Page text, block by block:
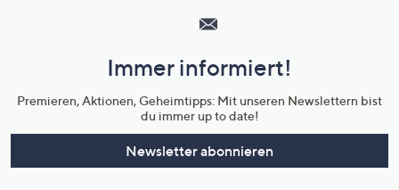
Unternehmensinformationen
Immer informiert!
Premieren, Aktionen, Geheimtipps: Mit unseren Newslettern bist
du immer up to date!
Newsletter abonnieren